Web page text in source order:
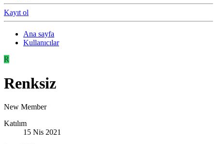
Kayıt ol
Ana sayfa
Kullanıcılar
R
Renksiz
New Member
Katılım
15 Nis 2021